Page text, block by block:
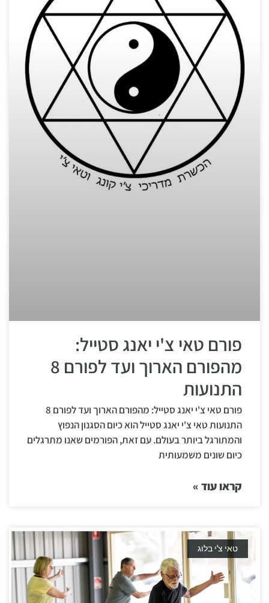
פורם טאי צ'י יאנג סטייל:
מהפורם הארוך ועד לפורם 8
התנועות
פורם טאי צ'י יאנג סטייל: מהפורם הארוך ועד לפורם 8
התנועות טאי צ'י יאנג סטייל הוא כיום הסגנון הנפוץ
והמתורגל ביותר בעולם. עם זאת, הפורמים שאנו מתרגלים
כיום שונים משמעותית
קראו עוד »
טאי צ'י בלוג